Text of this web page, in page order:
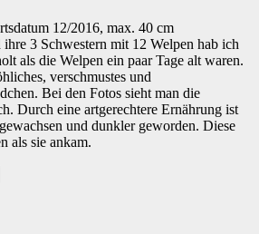
12/2016, max. 40 cm
ihre 3 Schwestern mit 12 Welpen hab ich
als die Welpen ein paar Tage alt waren.
verschmustes und
Bei den Fotos sieht man die
Durch eine artgerechtere Ernährung ist
und dunkler geworden. Diese
als sie ankam.